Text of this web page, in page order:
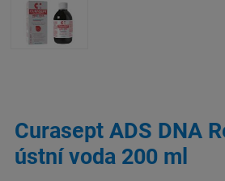
Curasept ADS DNA
ústní voda 200 ml